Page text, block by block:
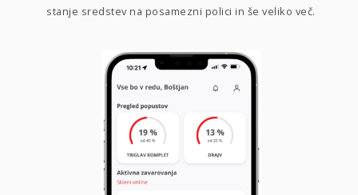
stanje sredstev na posamezni polici in še veliko več.